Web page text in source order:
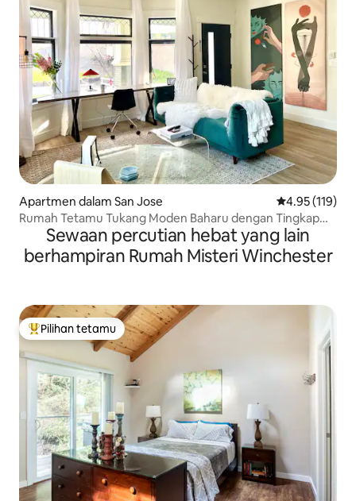
Apartmen dalam San Jose Penarafan
4.95 (119)
Rumah Tetamu Tukang Moden Baharu dengan Tingkap
TelukSewaan percutian hebat yang lain
berhampiran Rumah Misteri Winchester
Pilihan utama tetamu
Pilihan tetamu